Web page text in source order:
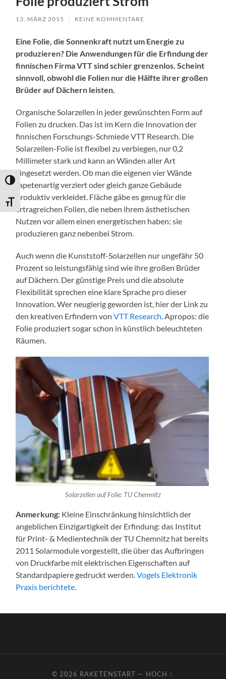
Umschalten auf hohe Kontraste
Schrift vergrößern
13. MÄRZ 2015 / KEINE KOMMENTARE
Eine Folie, die Sonnenkraft nutzt um Energie zu
produzieren? Die Anwendungen für die Erfindung der
finnischen Firma VTT sind schier grenzenlos. Scheint
sinnvoll, obwohl die Folien nur die Hälfte ihrer großen
Brüder auf Dächern leisten.
Organische Solarzellen in jeder gewünschten Form auf
Folien zu drucken. Das ist im Kern die Innovation der
finnischen Forschungs-Schmiede VTT Research. Die
Solarzellen-Folie ist flexibel zu verbiegen, nur 0,2
Millimeter stark und kann an Wänden aller Art
eingesetzt werden. Ob man die eigenen vier Wände
tapetenartig verziert oder gleich ganze Gebäude
produktiv verkleidet. Fläche gäbe es genug für die
ertragreichen Folien, die neben ihrem ästhetischen
Nutzen vor allem einen energetischen haben: sie
produzieren ganz nebenbei Strom.
Auch wenn die Kunststoff-Solarzellen nur ungefähr 50
Prozent so leistungsfähig sind wie ihre großen Brüder
auf Dächern. Der günstige Preis und die absolute
Flexibilität sprechen eine klare Sprache pro dieser
Innovation. Wer neugierig geworden ist, hier der Link zu
den kreativen Erfindern vonVTT Research. Apropos: die
Folie produziert sogar schon in künstlich beleuchteten
Räumen.
Solarzellen auf Folie: TU Chemnitz
Anmerkung: Kleine Einschränkung hinsichtlich der
angeblichen Einzigartigkeit der Erfindung: das Institut
für Print- & Medientechnik der TU Chemnitz hat bereits
2011 Solarmodule vorgestellt, die über das Aufbringen
von Druckfarbe mit elektrischen Eigenschaften auf
Standardpapiere gedruckt werden.Vogels Elektronik
Praxis berichtete.
© 2026 RAKETENSTART — HOCH ↑